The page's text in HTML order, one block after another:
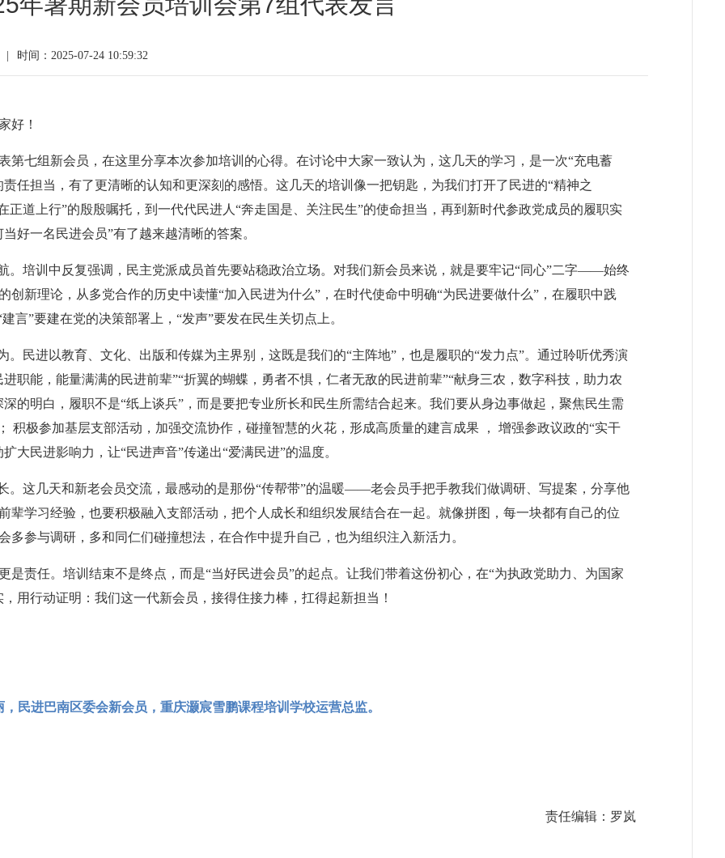
时间：2025-07-24 10:59:32
好！
第七组新会员，在这里分享本次参加培训的心得。在讨论中大家一致认为，这几天的学习，是一次“充电蓄
任担当，有了更清晰的认知和更深刻的感悟。这几天的培训像一把钥匙，为我们打开了民进的“精神之
道上行”的殷殷嘱托，到一代代民进人“奔走国是、关注民生”的使命担当，再到新时代参政党成员的履职实
好一名民进会员”有了越来越清晰的答案。
。培训中反复强调，民主党派成员首先要站稳政治立场。对我们新会员来说，就是要牢记“同心”二字——始终
创新理论，从多党合作的历史中读懂“加入民进为什么”，在时代使命中明确“为民进要做什么”，在履职中践
言”要建在党的决策部署上，“发声”要发在民生关切点上。
。民进以教育、文化、出版和传媒为主界别，这既是我们的“主阵地”，也是履职的“发力点”。通过聆听优秀演
职能，能量满满的民进前辈”“折翼的蝴蝶，勇者不惧，仁者无敌的民进前辈”“献身三农，数字科技，助力农
的明白，履职不是“纸上谈兵”，而是要把专业所长和民生所需结合起来。我们要从身边事做起，聚焦民生需
积极参加基层支部活动，加强交流协作，碰撞智慧的火花，形成高质量的建言成果 ， 增强参政议政的“实干
大民进影响力，让“民进声音”传递出“爱满民进”的温度。
。这几天和新老会员交流，最感动的是那份“传帮带”的温暖——老会员手把手教我们做调研、写提案，分享他
辈学习经验，也要积极融入支部活动，把个人成长和组织发展结合在一起。就像拼图，每一块都有自己的位
参与调研，多和同仁们碰撞想法，在合作中提升自己，也为组织注入新活力。
是责任。培训结束不是终点，而是“当好民进会员”的起点。让我们带着这份初心，在“为执政党助力、为国家
用行动证明：我们这一代新会员，接得住接力棒，扛得起新担当！
民进巴南区委会新会员，重庆灏宸雪鹏课程培训学校运营总监。
责任编辑：罗岚